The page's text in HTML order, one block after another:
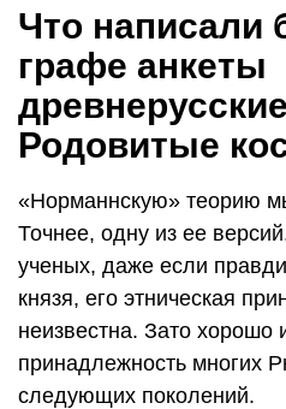
Что написали
графе анкеты
Родовитые
«Норманнскую» теорию
Точнее, одну из ее
ученых, даже если
князя, его этническая
неизвестна. Зато хорошо
принадлежность многих
следующих поколений.